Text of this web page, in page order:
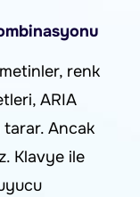
renk
ARIA
tarar. Ancak
Klavye ile